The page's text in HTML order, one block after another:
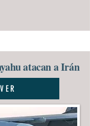
atacan a Irán
VER